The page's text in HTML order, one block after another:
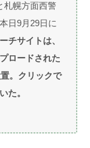
札幌方面西警
日9月29日に
チサイトは、
ロードされた
。クリックで
た。